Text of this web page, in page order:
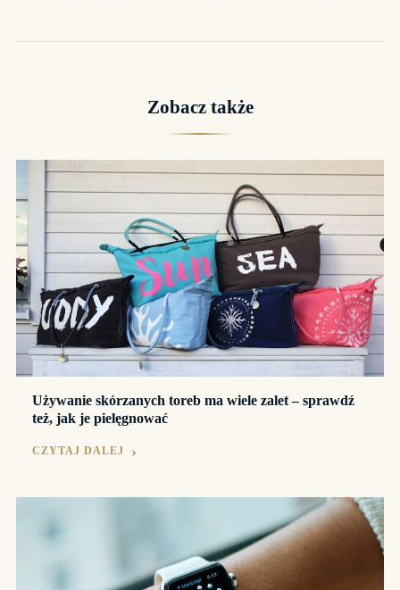
Zobacz także
Używanie skórzanych toreb ma wiele zalet – sprawdź
też, jak je pielęgnować
CZYTAJ DALEJ